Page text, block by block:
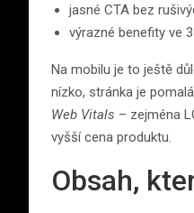
jasné CTA bez
výrazné benefity ve
Na mobilu je to ještě
nízko, stránka je
Web Vitals – zejména
vyšší cena produktu.
Obsah,